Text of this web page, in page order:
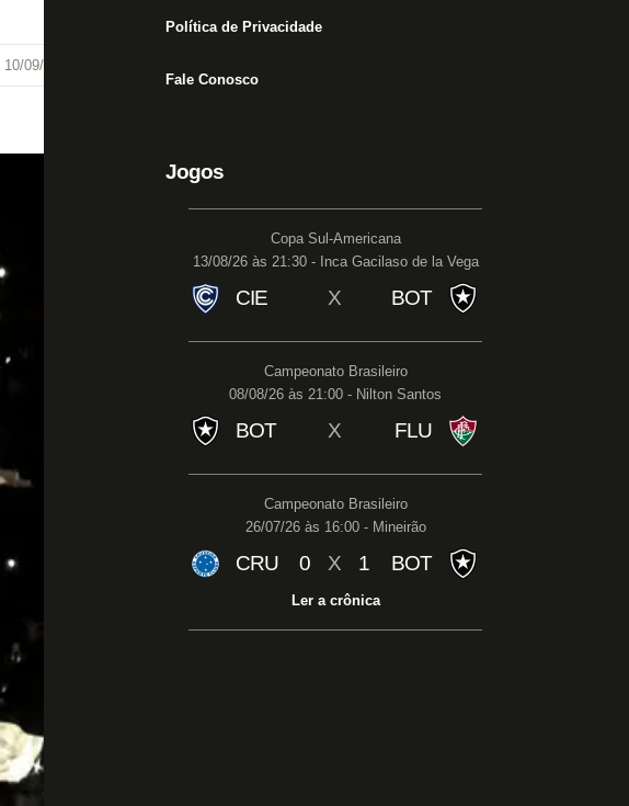
Política de Privacidade
Fale Conosco
Jogos
Copa Sul-Americana
13/08/26 às 21:30 - Inca Gacilaso de la Vega
CIE X BOT
Campeonato Brasileiro
08/08/26 às 21:00 - Nilton Santos
BOT X FLU
Campeonato Brasileiro
26/07/26 às 16:00 - Mineirão
CRU 0 X 1 BOT
Ler a crônica
10/09/25 às 19:14